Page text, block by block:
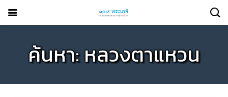
ค้นหา: หลวงตาแหวน